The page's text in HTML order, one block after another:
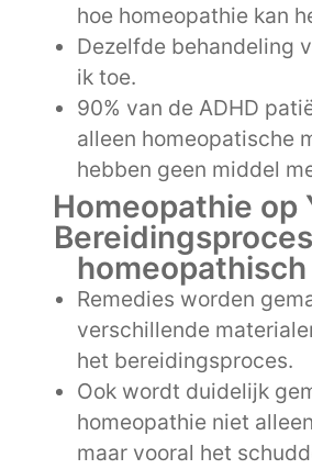
hoe homeopathie kan
Dezelfde behandeling
ik toe.
90% van de ADHD
alleen homeopatische
hebben geen middel
Homeopathie op
Remedies worden
verschillende
het bereidingsproces.
Ook wordt duidelijk
homeopathie niet
maar vooral het